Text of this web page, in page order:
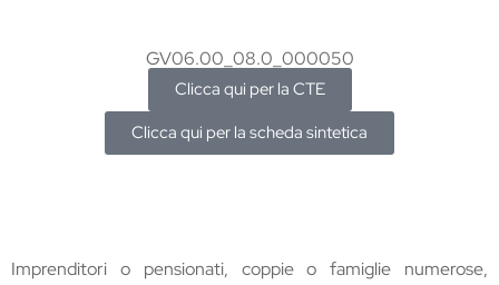
GV06.00_08.0_000050
Clicca qui per la CTE
Clicca qui per la scheda sintetica
Imprenditori o pensionati, coppie o famiglie numerose,